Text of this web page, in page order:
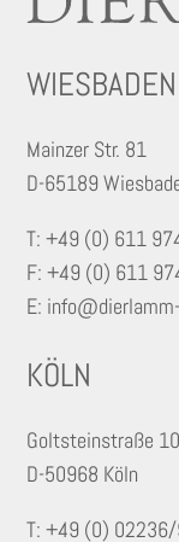
WIESBADEN
Mainzer Str. 81
D-65189
T: +49 (0) 611
F: +49 (0) 611
E:
KÖLN
Goltsteinstraße
D-50968 Köln
T: +49 (0)